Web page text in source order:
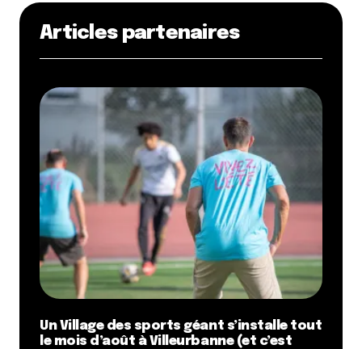
Articles partenaires
Un Village des sports géant s’installe tout
le mois d’août à Villeurbanne (et c’est